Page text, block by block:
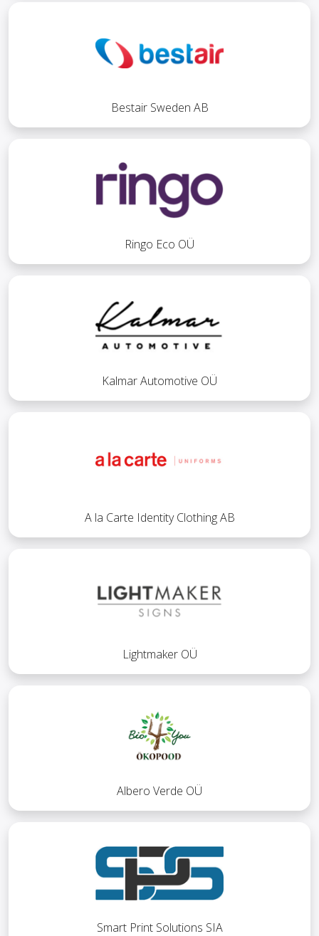
Bestair Sweden AB
Ringo Eco OÜ
Kalmar Automotive OÜ
A la Carte Identity Clothing AB
Lightmaker OÜ
Albero Verde OÜ
Smart Print Solutions SIA